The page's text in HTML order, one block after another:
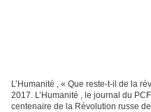
L’Humanité , « Que reste-t-il de la
2017. L’Humanité , le journal du
centenaire de la Révolution russe